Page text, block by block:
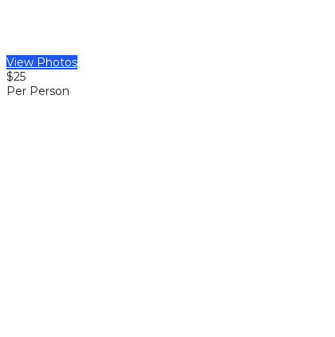
View Photos
$25
Per Person